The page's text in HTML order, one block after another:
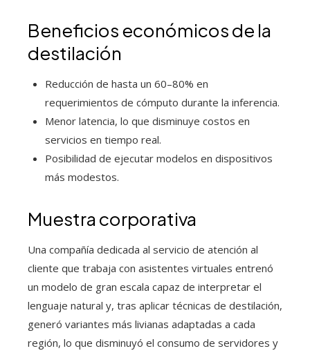
Beneficios económicos de la
destilación
Reducción de hasta un 60–80% en
requerimientos de cómputo durante la inferencia.
Menor latencia, lo que disminuye costos en
servicios en tiempo real.
Posibilidad de ejecutar modelos en dispositivos
más modestos.
Muestra corporativa
Una compañía dedicada al servicio de atención al
cliente que trabaja con asistentes virtuales entrenó
un modelo de gran escala capaz de interpretar el
lenguaje natural y, tras aplicar técnicas de destilación,
generó variantes más livianas adaptadas a cada
región, lo que disminuyó el consumo de servidores y